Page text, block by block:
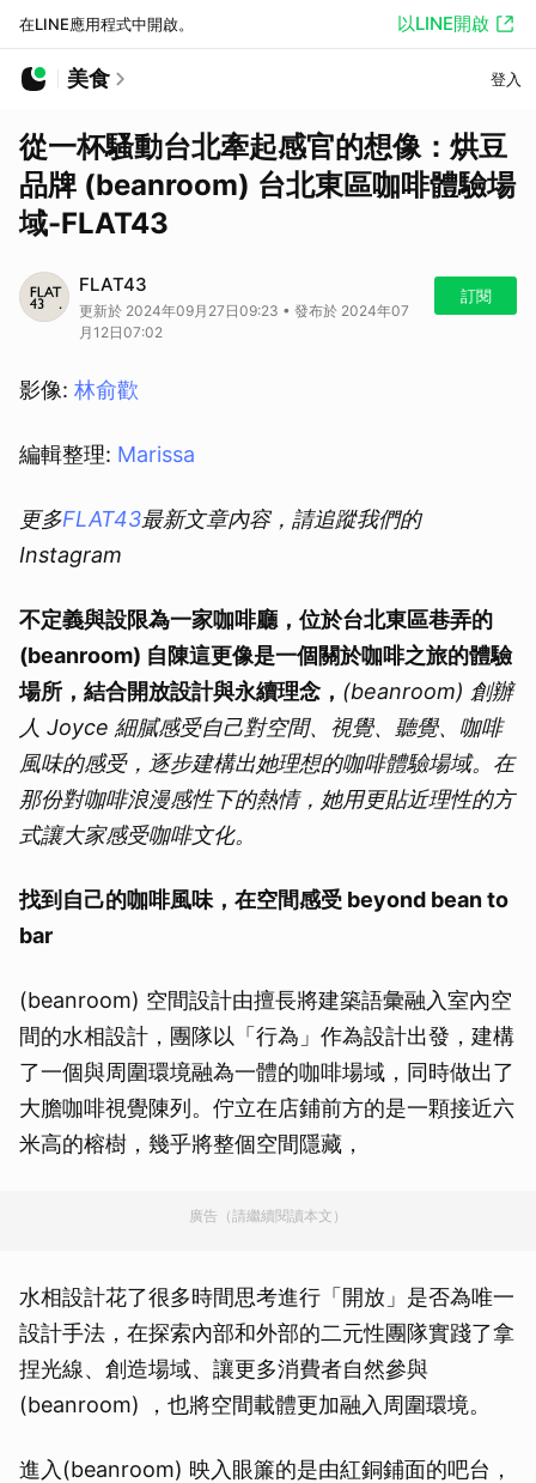
在LINE應用程式中開啟。 以LINE開啟
美食 登入
從一杯騷動台北牽起感官的想像：烘豆
品牌 (beanroom) 台北東區咖啡體驗場
域-FLAT43
FLAT43
更新於 2024年09月27日09:23 • 發布於 2024年07
月12日07:02
訂閱
影像: 林俞歡
編輯整理: Marissa
更多FLAT43最新文章內容，請追蹤我們的
Instagram
不定義與設限為一家咖啡廳，位於台北東區巷弄的
(beanroom) 自陳這更像是一個關於咖啡之旅的體驗
場所， 結合開放設計與永續理念， (beanroom) 創辦
人 Joyce 細膩感受自己對空間、視覺、聽覺、咖啡
風味的感受，逐步建構出她理想的咖啡體驗場域。在
那份對咖啡浪漫感性下的熱情，她用更貼近理性的方
式讓大家感受咖啡文化。
找到自己的咖啡風味，在空間感受 beyond bean to
bar
(beanroom) 空間設計由擅長將建築語彙融入室內空
間的水相設計，團隊以「行為」作為設計出發，建構
了一個與周圍環境融為一體的咖啡場域，同時做出了
大膽咖啡視覺陳列。佇立在店鋪前方的是一顆接近六
米高的榕樹，幾乎將整個空間隱藏，
廣告（請繼續閱讀本文）
水相設計花了很多時間思考進行「開放」是否為唯一
設計手法，在探索內部和外部的二元性團隊實踐了拿
捏光線、創造場域、讓更多消費者自然參與
(beanroom) ，也將空間載體更加融入周圍環境。
進入(beanroom) 映入眼簾的是由紅銅鋪面的吧台，